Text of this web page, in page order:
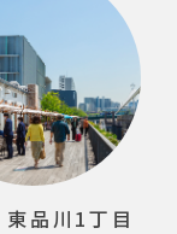
品川1丁目